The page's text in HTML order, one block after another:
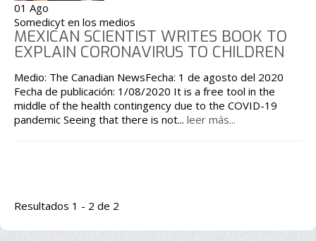
01 Ago
Somedicyt en los medios
MEXICAN SCIENTIST WRITES BOOK TO
EXPLAIN CORONAVIRUS TO CHILDREN
Medio: The Canadian NewsFecha: 1 de agosto del 2020
Fecha de publicación: 1/08/2020 It is a free tool in the
middle of the health contingency due to the COVID-19
pandemic Seeing that there is not... leer más...
Resultados 1 - 2 de 2